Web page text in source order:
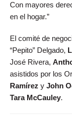
Con mayores
en el hogar.”
El comité de
“Pepito” Delgado,
José Rivera,
asistidos por los
Ramírez y John
Tara McCauley.